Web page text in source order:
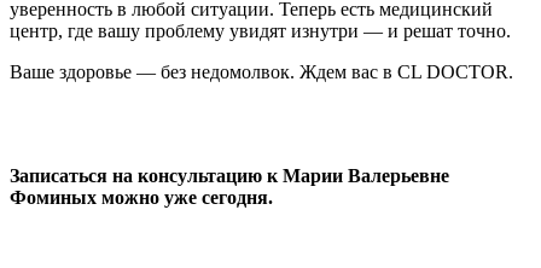
уверенность в любой ситуации. Теперь есть медицинский
центр, где вашу проблему увидят изнутри — и решат точно.
Ваше здоровье — без недомолвок. Ждем вас в CL DOCTOR.
Записаться на консультацию к Марии Валерьевне
Фоминых можно уже сегодня.